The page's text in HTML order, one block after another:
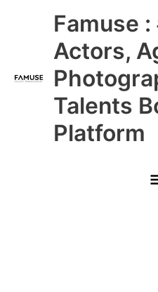
Famuse
Actors,
Talents
Platform